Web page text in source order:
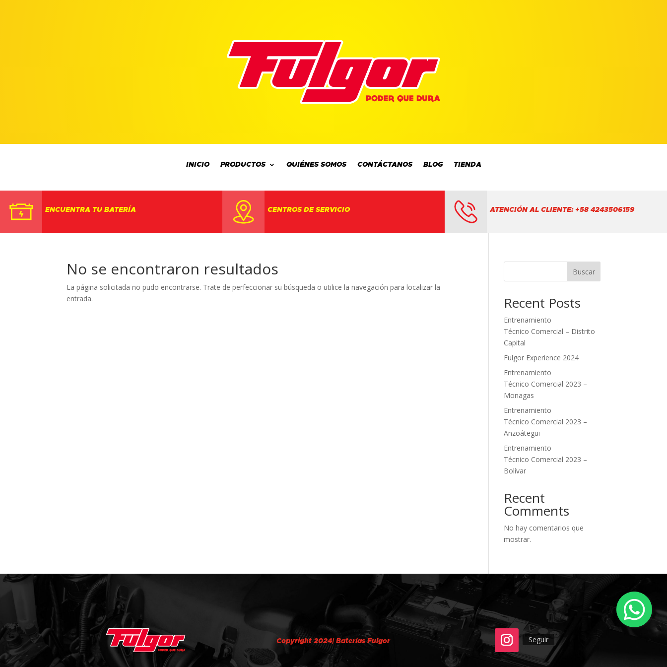
INICIO PRODUCTOS QUIÉNES SOMOS CONTÁCTANOS BLOG TIENDA
ENCUENTRA TU BATERÍA CENTROS DE SERVICIO ATENCIÓN AL CLIENTE: +58 4243506159
No se encontraron resultados
La página solicitada no pudo encontrarse. Trate de perfeccionar su búsqueda o utilice la navegación para localizar la
entrada.
Buscar
Recent Posts
Entrenamiento
Técnico Comercial – Distrito
Capital
Fulgor Experience 2024
Entrenamiento
Técnico Comercial 2023 –
Monagas
Entrenamiento
Técnico Comercial 2023 –
Anzoátegui
Entrenamiento
Técnico Comercial 2023 –
Bolívar
Recent
Comments
No hay comentarios que
mostrar.
Copyright 2024| Baterías Fulgor Seguir